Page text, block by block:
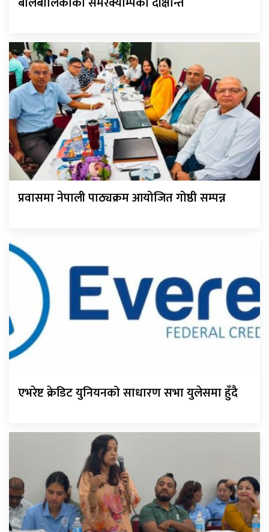
प्रवासमा नेपाली पाठ्यक्रम आयोजित गोष्ठी सम्पन्न
एभरेष्ट क्रेडिट युनियनको साधारण सभा युलेसमा हुँदै